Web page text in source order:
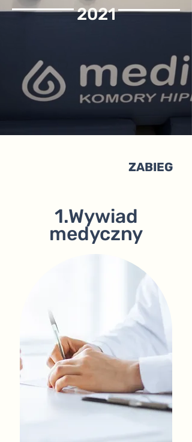
2021
ZABIEG
1.Wywiad
medyczny